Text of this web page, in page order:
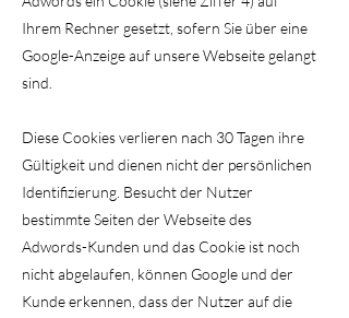
Ihrem Rechner gesetzt, sofern Sie über eine
Google-Anzeige auf unsere Webseite gelangt
sind.
Diese Cookies verlieren nach 30 Tagen ihre
Gültigkeit und dienen nicht der persönlichen
Identifizierung. Besucht der Nutzer
bestimmte Seiten der Webseite des
Adwords-Kunden und das Cookie ist noch
nicht abgelaufen, können Google und der
Kunde erkennen, dass der Nutzer auf die